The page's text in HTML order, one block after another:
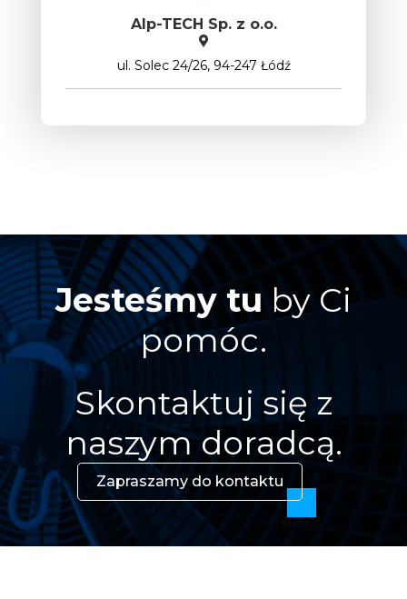
Alp-TECH Sp. z o.o.
ul. Solec 24/26, 94-247 Łódź
Jesteśmy tu by Ci
pomóc.
Skontaktuj się z
naszym doradcą.
Zapraszamy do kontaktu